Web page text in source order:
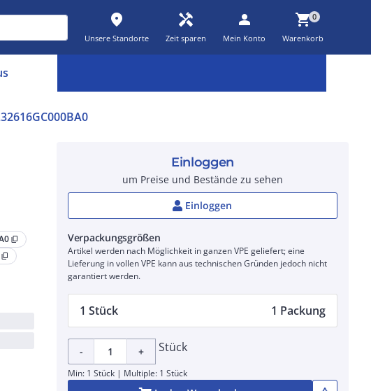
place
Unsere Standorte
handyman
Zeit sparen
person
Mein Konto
shopping_cart0
Warenkorb
content_copy
content_copy
Einloggen
um Preise und Bestände zu sehen
Einloggen
Verpackungsgrößen
Artikel werden nach Möglichkeit in ganzen VPE geliefert; eine
Lieferung in vollen VPE kann aus technischen Gründen jedoch nicht
garantiert werden.
1 Stück 1 Packung
- + Stück
Min: 1 Stück | Multiple: 1 Stück